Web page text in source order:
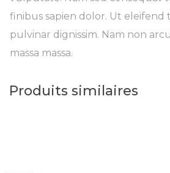
finibus sapien dolor. Ut eleifend
pulvinar dignissim. Nam non
massa massa.
Produits similaires